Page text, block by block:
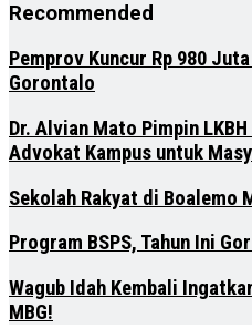
Recommended
Pemprov Kuncur Rp 980
Gorontalo
Dr. Alvian Mato Pimpin
Advokat Kampus untuk
Sekolah Rakyat di Boalemo
Program BSPS, Tahun Ini
Wagub Idah Kembali
MBG!